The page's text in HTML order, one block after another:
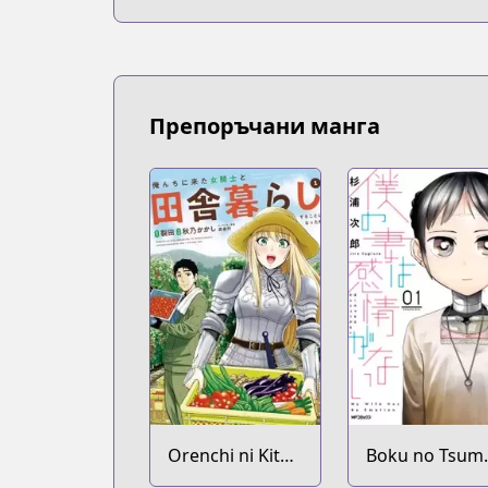
Препоръчани манга
Orenchi ni Kita
Onna Kishi to
Boku no
wa Kanjou ga